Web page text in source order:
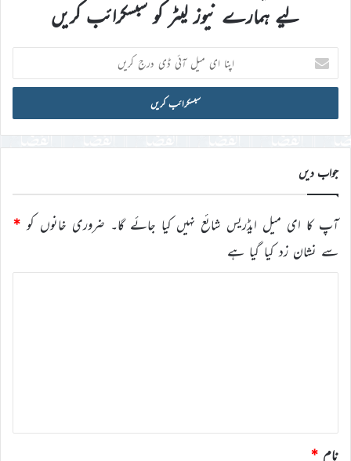
لیے ہمارے نیوز لیٹر کو سبسکرائب کریں
اپنا
ای
میل
ڈی
درج
کریں
جواب دیں
آپ کا ای میل ایڈریس شائع نہیں کیا جائے گا۔ ضروری خانوں کو *
سے نشان زد کیا گیا ہے
نام *